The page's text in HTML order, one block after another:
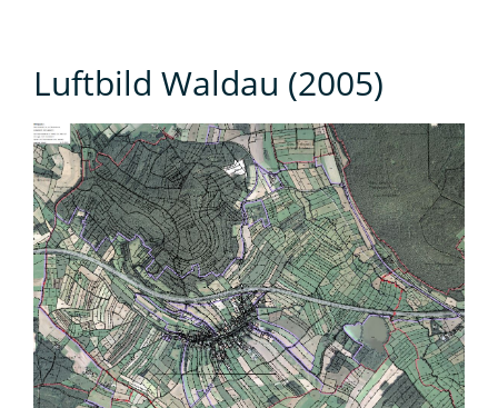
Luftbild Waldau (2005)